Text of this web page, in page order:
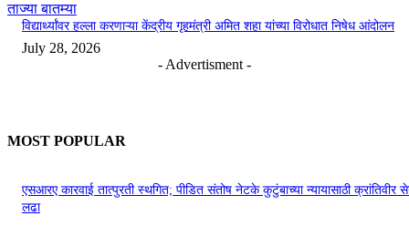
ताज्या बातम्या
विद्यार्थ्यांवर हल्ला करणाऱ्या केंद्रीय गृहमंत्री अमित शहा यांच्या विरोधात निषेध आंदोलन
July 28, 2026
- Advertisment -
MOST POPULAR
एसआरए कारवाई तात्पुरती स्थगित; पीडित संतोष नेटके कुटुंबाच्या न्यायासाठी क्रांतिवीर
लढा